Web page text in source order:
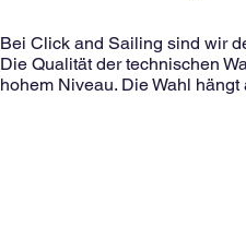
Bei Click and Sailing sind wir
Die Qualität der technischen
hohem Niveau. Die Wahl